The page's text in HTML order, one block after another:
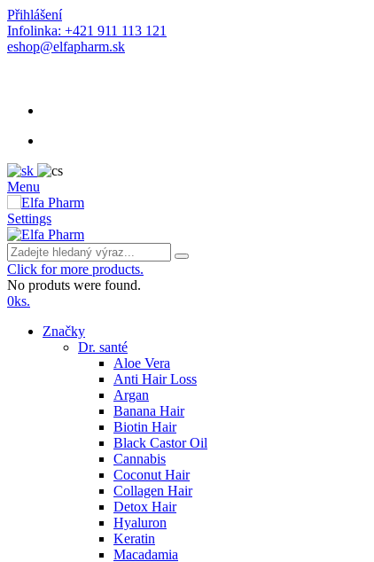
Přihlášení
Infolinka: +421 911 113 121
eshop@elfapharm.sk
Menu
Settings
Click for more products.
No produts were found.
0ks.
Značky
Dr. santé
Aloe Vera
Anti Hair Loss
Argan
Banana Hair
Biotin Hair
Black Castor Oil
Cannabis
Coconut Hair
Collagen Hair
Detox Hair
Hyaluron
Keratin
Macadamia